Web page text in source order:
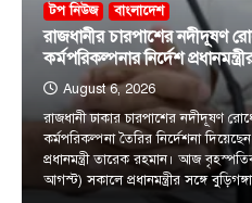
টপ নিউজ বাংলাদেশ
রাজধানীর চারপাশের নদীদূষণ
কর্মপরিকল্পনার নির্দেশ
August 6, 2026
রাজধানী ঢাকার চারপাশের নদীদূষণ
কর্মপরিকল্পনা তৈরির নির্দেশনা দিয়েছেন
প্রধানমন্ত্রী তারেক রহমান। আজ
আগস্ট) সকালে প্রধানমন্ত্রীর সঙ্গে